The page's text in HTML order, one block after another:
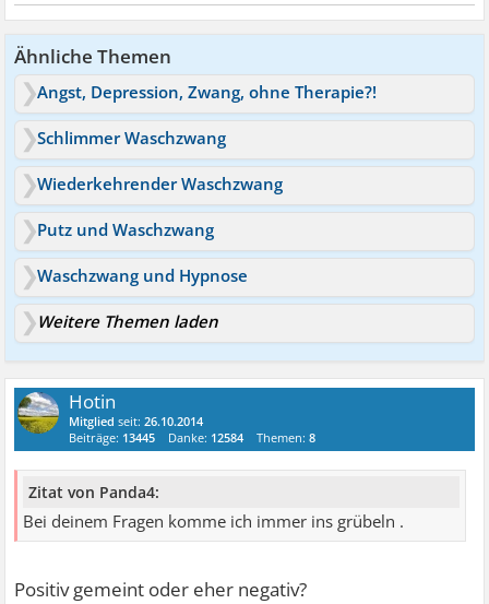
Ähnliche Themen
Angst, Depression, Zwang, ohne Therapie?!
Schlimmer Waschzwang
Wiederkehrender Waschzwang
Putz und Waschzwang
Waschzwang und Hypnose
Weitere Themen laden
Hotin
Mitglied seit:26.10.2014
Beiträge: 13445 Danke: 12584 Themen:8
Zitat von Panda4:
Bei deinem Fragen komme ich immer ins grübeln .
Positiv gemeint oder eher negativ?